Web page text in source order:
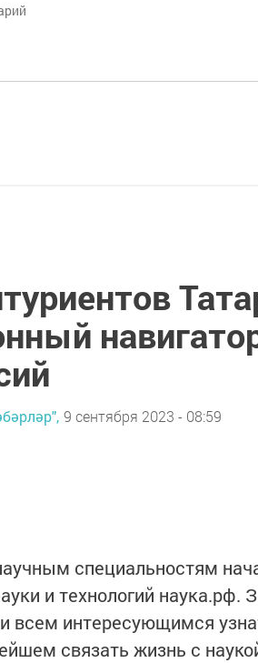
9 сентября 2023 - 08:59
специальностям
и технологий наука.рф.
всем интересующимся
связать жизнь с